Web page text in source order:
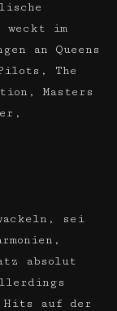
weckt im
an Queens
The
Masters
sei
absolut
Hits auf der